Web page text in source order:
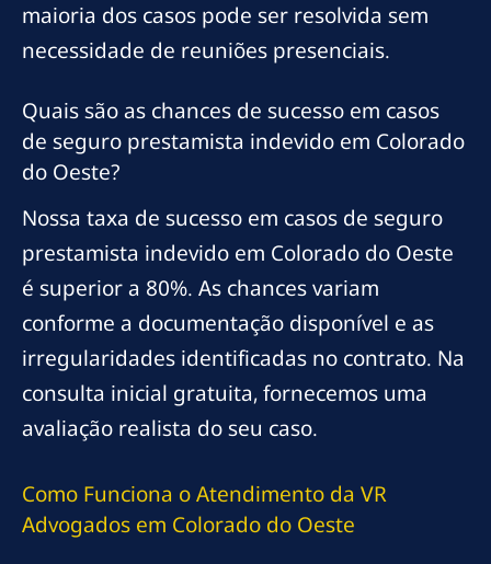
maioria dos casos pode ser resolvida sem
necessidade de reuniões presenciais.
Quais são as chances de sucesso em casos
de seguro prestamista indevido em Colorado
do Oeste?
Nossa taxa de sucesso em casos de seguro
prestamista indevido em Colorado do Oeste
é superior a 80%. As chances variam
conforme a documentação disponível e as
irregularidades identificadas no contrato. Na
consulta inicial gratuita, fornecemos uma
avaliação realista do seu caso.
Como Funciona o Atendimento da VR
Advogados em Colorado do Oeste